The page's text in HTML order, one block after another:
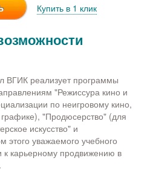
Купить в 1 клик
ВГИК реализует программы
"Режиссура кино и
по неигровому кино,
"Продюсерство" (для
искусство" и
этого уважаемого учебного
к карьерному продвижению в